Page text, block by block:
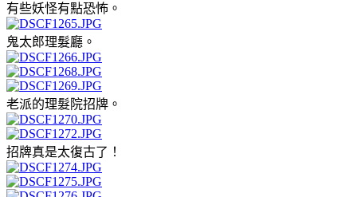
有些妖怪有點恐怖。
鬼太郎理髮廳。
老派的理髮院招牌。
招牌真是太復古了！